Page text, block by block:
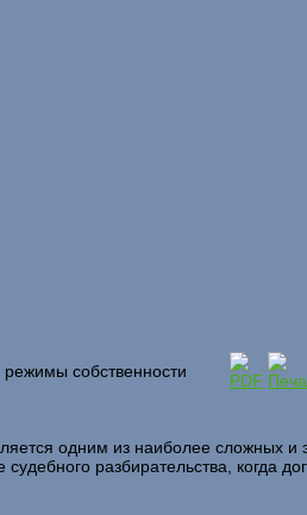
собственности
одним из наиболее
разбирательства, когда